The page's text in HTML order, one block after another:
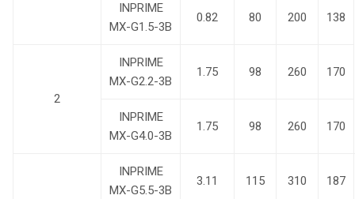
INPRIME
MX-G1.5-3B
0.82 80 200 138
2
INPRIME
MX-G2.2-3B
1.75 98 260 170
INPRIME
MX-G4.0-3B
1.75 98 260 170
INPRIME
MX-G5.5-3B
3.11 115 310 187